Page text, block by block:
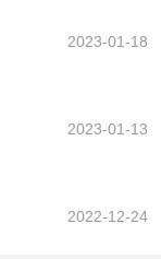
2023-01-18
2023-01-13
2022-12-24